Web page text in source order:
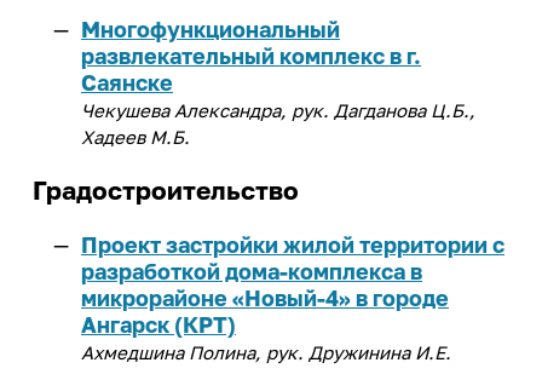
Финансово-экономическая
деятельность
ИРНИТУ - ОК "Российский
ИРНИТУ - ПАО "Корпорация
"Иркут"
Карьера и
трудоустройство
Центр карьеры
Трудоустройство студентов
Программа целевого обучения в
интересах ИРНИТУ
Культура и творчество
Мероприятия
Проекты
Служба охраны труда
Закон Иркутской области о
ветеранах труда Иркутской
области
Многофункциональный
развлекательный комплекс в г.
Саянске
Чекушева Александра, рук. Дагданова Ц.Б.,
Хадеев М.Б.
Градостроительство
Проект застройки жилой территории с
разработкой дома-комплекса в
микрорайоне «Новый-4» в городе
Ангарск (КРТ)
Ахмедшина Полина, рук. Дружинина И.Е.